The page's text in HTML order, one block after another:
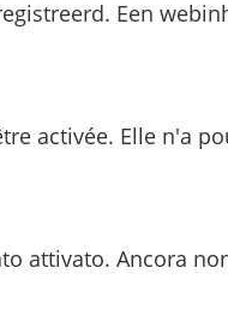
Een
activée. Elle n'a
attivato. Ancora